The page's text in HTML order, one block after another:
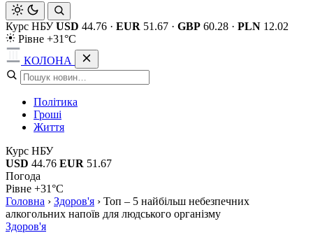
Курс НБУ USD 44.76 · EUR 51.67 · GBP 60.28 · PLN 12.02
Рівне +31°C
КОЛОНА
Політика
Гроші
Життя
Курс НБУ
USD 44.76 EUR 51.67
Погода
Рівне +31°C
Головна › Здоров'я › Топ – 5 найбільш небезпечних
алкогольних напоїв для людського організму
Здоров'я